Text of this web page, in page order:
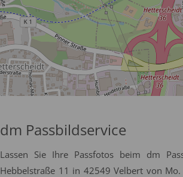
dm Passbildservice
Lassen Sie Ihre Passfotos beim dm
Hebbelstraße 11 in 42549 Velbert von